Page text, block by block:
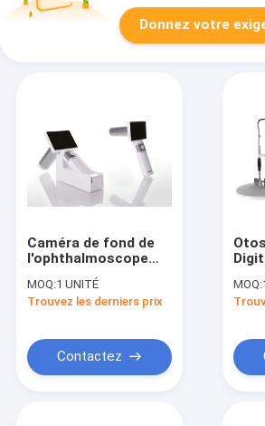
Donnez votre
Caméra de fond de
l'ophthalmoscope
H.264 Digital
d'inspection
MOQ:1 UNITÉ
Trouvez les derniers prix
Contactez
MOQ: